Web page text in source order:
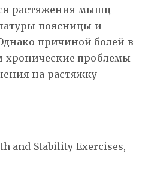
растяжения мышц-
поясницы и
причиной болей в
хронические проблемы
на растяжку
and Stability Exercises,